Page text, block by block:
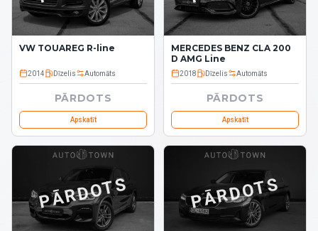
VW TOUAREG R-line
2014 Dīzelis Automāts
PĀRDOTS
Apskatīt
MERCEDES BENZ CLA 200
D AMG Line
2018 Dīzelis Automāts
PĀRDOTS
Apskatīt
PĀRDOTS PĀRDOTS